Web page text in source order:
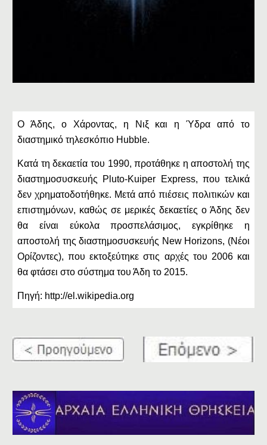
Ο Άδης, ο Χάροντας, η Νιξ και η Ύδρα από το
διαστημικό τηλεσκόπιο Hubble.
Κατά τη δεκαετία του 1990, προτάθηκε η αποστολή της
διαστημοσυσκευής Pluto-Kuiper Express, που τελικά
δεν χρηματοδοτήθηκε. Μετά από πιέσεις πολιτικών και
επιστημόνων, καθώς σε μερικές δεκαετίες ο Άδης δεν
θα είναι εύκολα προσπελάσιμος, εγκρίθηκε η
αποστολή της διαστημοσυσκευής New Horizons, (Νέοι
Ορίζοντες), που εκτοξεύτηκε στις αρχές του 2006 και
θα φτάσει στο σύστημα του Άδη το 2015.
Πηγή: http://el.wikipedia.org